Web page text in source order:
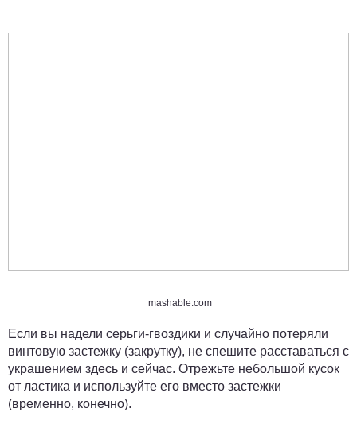
mashable.com
Если вы надели серьги-гвоздики и случайно потеряли
винтовую застежку (закрутку), не спешите расставаться с
украшением здесь и сейчас. Отрежьте небольшой кусок
от ластика и используйте его вместо застежки
(временно, конечно).